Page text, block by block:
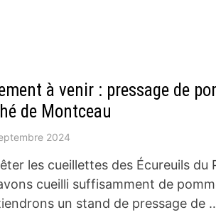
à venir : pressage de
de Montceau
2024
les cueillettes des Écureuils du
cueilli suffisamment de
un stand de pressage de